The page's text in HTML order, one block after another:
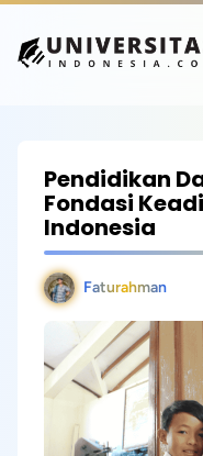
Pendidikan
Fondasi
Indonesia
Faturahman